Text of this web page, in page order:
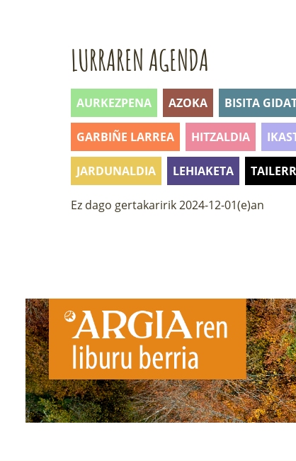
LURRAREN AGENDA
AURKEZPENA AZOKA BISITA
GARBIÑE LARREA HITZALDIA
JARDUNALDIA LEHIAKETA
Ez dago gertakaririk 2024-12-01(e)an